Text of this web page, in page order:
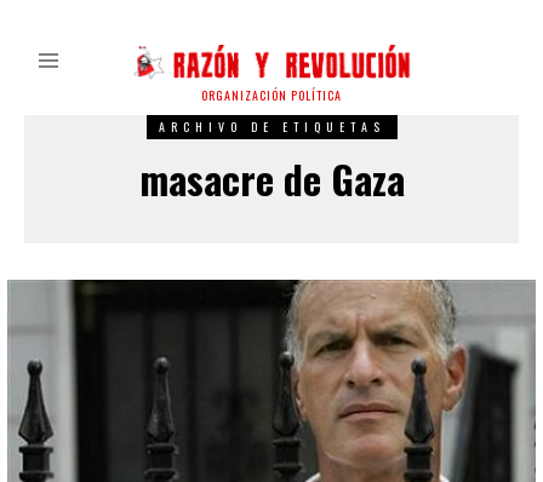
ORGANIZACIÓN POLÍTICA
ARCHIVO DE ETIQUETAS
masacre de Gaza